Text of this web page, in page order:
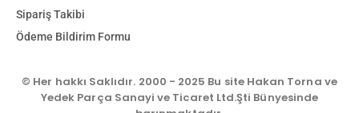
Sipariş Takibi
Ödeme Bildirim Formu
© Her hakkı Saklıdır. 2000 - 2025 Bu site Hakan Torna ve
Yedek Parça Sanayi ve Ticaret Ltd.Şti Bünyesinde